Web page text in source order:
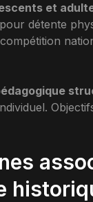
et
détente